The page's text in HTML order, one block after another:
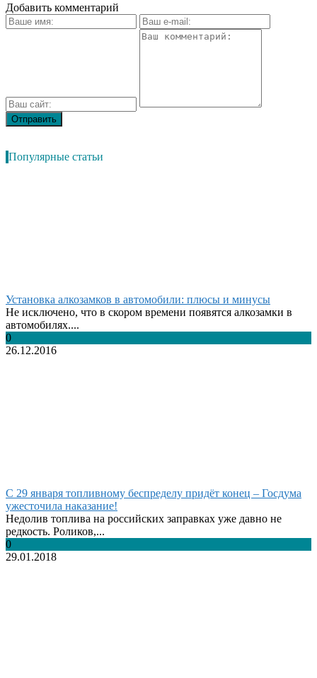
Добавить комментарий
Популярные статьи
Установка алкозамков в автомобили: плюсы и минусы
Не исключено, что в скором времени появятся алкозамки в
автомобилях....
0
26.12.2016
С 29 января топливному беспределу придёт конец – Госдума
ужесточила наказание!
Недолив топлива на российских заправках уже давно не
редкость. Роликов,...
0
29.01.2018